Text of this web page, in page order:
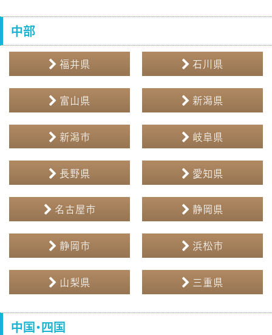
中部
福井県 石川県
富山県 新潟県
新潟市 岐阜県
長野県 愛知県
名古屋市 静岡県
静岡市 浜松市
山梨県 三重県
中国・四国